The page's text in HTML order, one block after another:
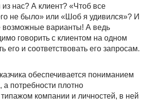
нас? А клиент? «Чтоб все
не было» или «Шоб я удивился»? И
возможные варианты! А ведь
говорить с клиентом на одном
его и соответствовать его запросам.
обеспечивается пониманием
а потребности плотно
компании и личностей, в ней